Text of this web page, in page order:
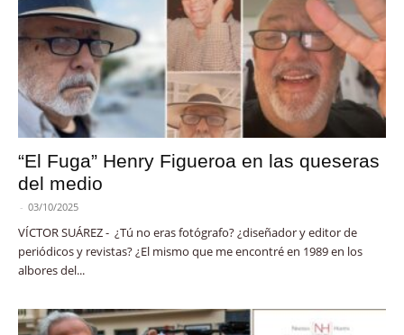
“El Fuga” Henry Figueroa en las queseras
del medio
- 03/10/2025
VÍCTOR SUÁREZ - ¿Tú no eras fotógrafo? ¿diseñador y editor de
periódicos y revistas? ¿El mismo que me encontré en 1989 en los
albores del...